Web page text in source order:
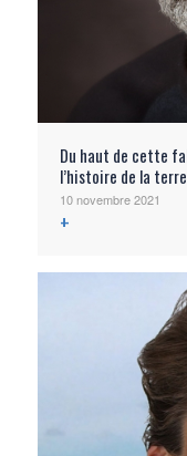
Du haut de cette
l’histoire de la
10 novembre 2021